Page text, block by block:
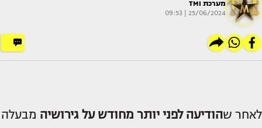
מערכת TMI
25/06/2024 | 09:53
לאחר שהודיעה לפני יותר מחודש על גירושיה מבעלה